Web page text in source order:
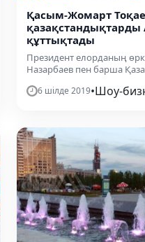
Қасым-Жомарт
қазақстандықтарды
құттықтады
Президент елорданың
Назарбаев пен барша
6 шілде 2019•Шоу-